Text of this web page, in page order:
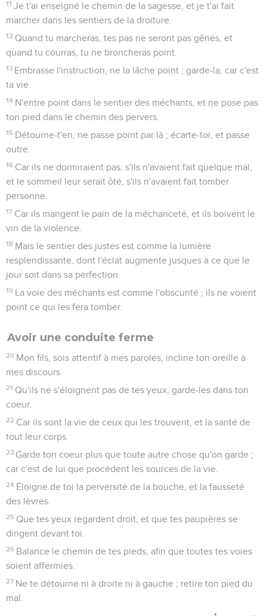
11 Je t'ai enseigné le chemin de la sagesse, et je t'ai fait
marcher dans les sentiers de la droiture.
12 Quand tu marcheras, tes pas ne seront pas gênés, et
quand tu courras, tu ne broncheras point.
13 Embrasse l'instruction, ne la lâche point ; garde-la, car c'est
ta vie.
14 N'entre point dans le sentier des méchants, et ne pose pas
ton pied dans le chemin des pervers.
15 Détourne-t'en, ne passe point par là ; écarte-toi, et passe
outre.
16 Car ils ne dormiraient pas, s'ils n'avaient fait quelque mal,
et le sommeil leur serait ôté, s'ils n'avaient fait tomber
personne.
17 Car ils mangent le pain de la méchanceté, et ils boivent le
vin de la violence.
18 Mais le sentier des justes est comme la lumière
resplendissante, dont l'éclat augmente jusques à ce que le
jour soit dans sa perfection.
19 La voie des méchants est comme l'obscurité ; ils ne voient
point ce qui les fera tomber.
Avoir une conduite ferme
20 Mon fils, sois attentif à mes paroles, incline ton oreille à
mes discours.
21 Qu'ils ne s'éloignent pas de tes yeux, garde-les dans ton
coeur.
22 Car ils sont la vie de ceux qui les trouvent, et la santé de
tout leur corps.
23 Garde ton coeur plus que toute autre chose qu'on garde ;
car c'est de lui que procèdent les sources de la vie.
24 Éloigne de toi la perversité de la bouche, et la fausseté
des lèvres.
25 Que tes yeux regardent droit, et que tes paupières se
dirigent devant toi.
26 Balance le chemin de tes pieds, afin que toutes tes voies
soient affermies.
27 Ne te détourne ni à droite ni à gauche ; retire ton pied du
mal.